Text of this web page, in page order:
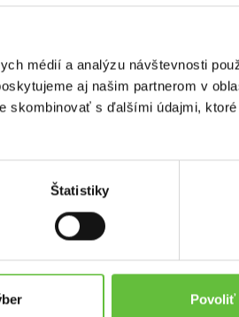
médií a analýzu návštevnosti
aj našim partnerom v
skombinovať s ďalšími údajmi,
Štatistiky
Povoliť
s.r.o.
kontaktný formulár